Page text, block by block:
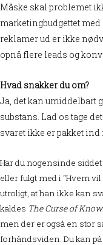
Måske skal problemet
marketingbudgettet
reklamer ud er ikke
opnå flere leads og
Hvad snakker du om?
Ja, det kan umiddelbart
substans. Lad os tage
svaret ikke er pakket
Har du nogensinde
eller fulgt med i “Hvem
utroligt, at han ikke kan
kaldes The Curse of
men der er også en stor
forhåndsviden. Du kan